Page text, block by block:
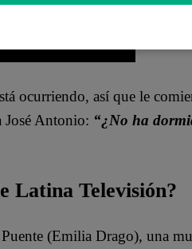
ocurriendo, así que le
José Antonio: “¿No ha
Latina Televisión?
(Emilia Drago), una